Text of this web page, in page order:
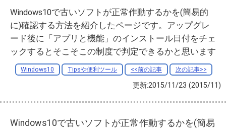
Windows10で古いソフトが正常作動するかを(簡易的
に)確認する方法を紹介したページです。アップグレ
ード後に「アプリと機能」のインストール日付をチェ
ックするとそこそこの制度で判定できるかと思います
Windows10 Tipsや便利ツール <<前の記事 次の記事>>
更新:2015/11/23 (2015/11)
Windows10で古いソフトが正常作動するかを(簡易